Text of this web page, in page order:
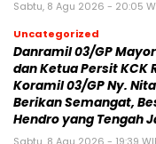
Sabtu, 8 Agu 2026 - 20:05
Uncategorized
Danramil 03/GP
dan Ketua Persit KCK
Koramil 03/GP Ny.
Berikan Semangat,
Hendro yang Tengah
Sabtu, 8 Agu 2026 - 19:39